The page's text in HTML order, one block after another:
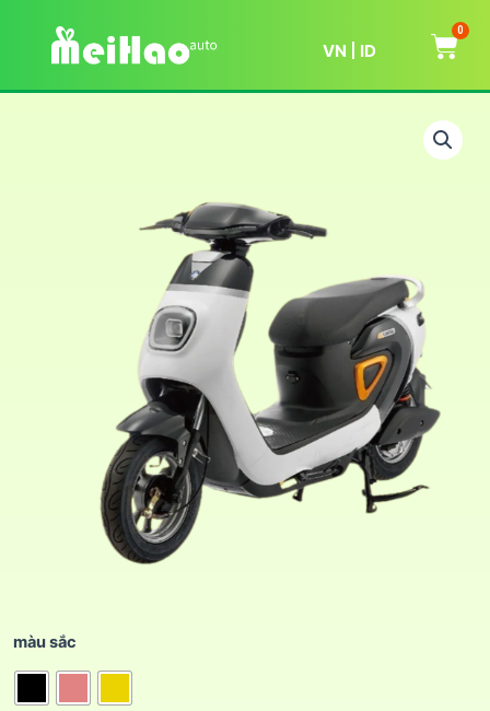
VN ID
0
màu sắc